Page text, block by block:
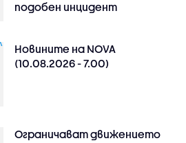
подобен инцидент
Новините на NOVA
(10.08.2026 - 7.00)
Ограничават движението